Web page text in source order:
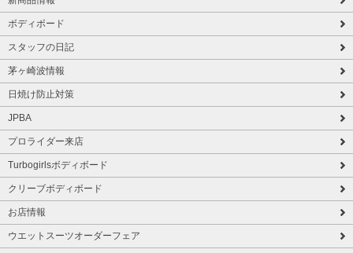
ボディボード
スタッフの日記
茅ヶ崎波情報
日焼け防止対策
JPBA
プロライダー来店
Turbogirlsボディボード
クリーブボディボード
お店情報
ウエットスーツオーダーフェア